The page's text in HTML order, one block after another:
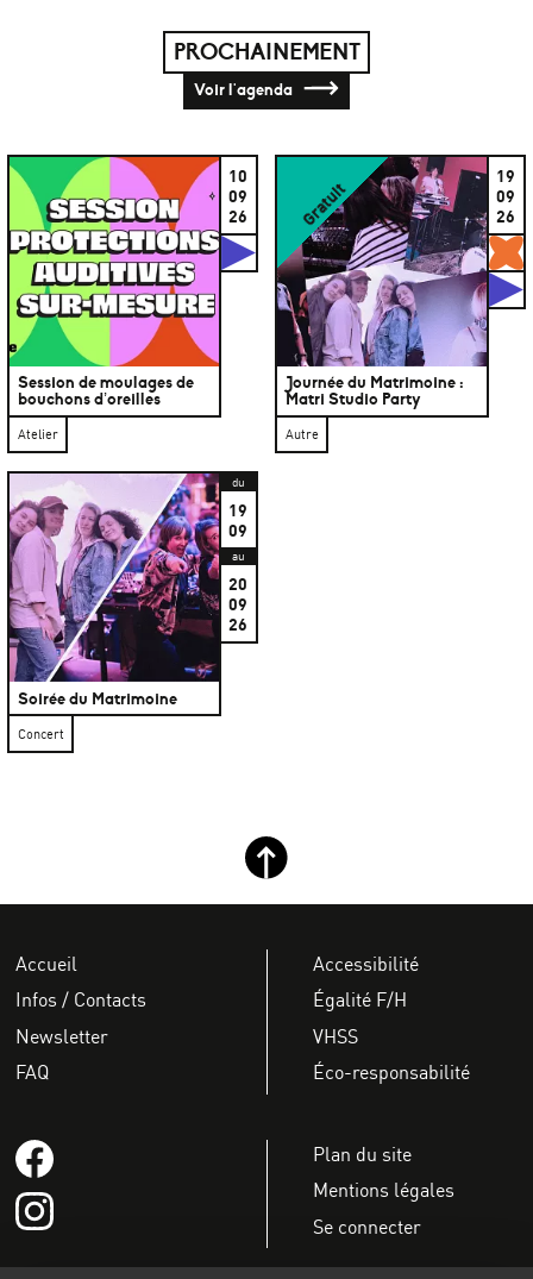
PROCHAINEMENT
Voir l'agenda
Session de moulages de
bouchons d’oreilles
10
09
26
Studios
Atelier
Gratuit
Journée du Matrimoine :
Matri Studio Party
19
09
26
Autre
Soirée du Matrimoine
du
19
09
au
20
09
26
Concert
Retour haut de page
Accueil
Infos / Contacts
Newsletter
FAQ
Accessibilité
Égalité F/H
VHSS
Éco-responsabilité
Plan du site
Mentions légales
Se connecter
Suivez-nous sur Facebook
Suivez-nous sur instagram